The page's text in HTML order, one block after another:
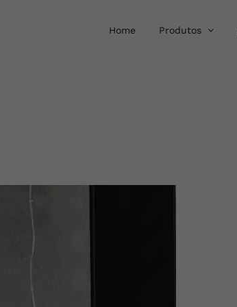
Home Produtos